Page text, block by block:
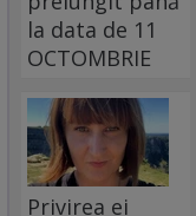
la data de 11
OCTOMBRIE
Privirea ei